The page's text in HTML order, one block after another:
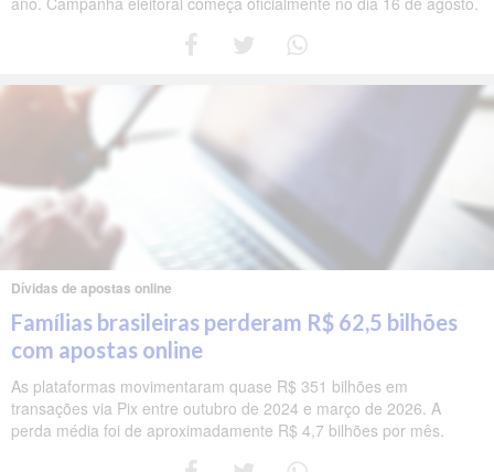
Dívidas de apostas online
Famílias brasileiras perderam R$ 62,5 bilhões
com apostas online
As plataformas movimentaram quase R$ 351 bilhões em
transações via Pix entre outubro de 2024 e março de 2026. A
perda média foi de aproximadamente R$ 4,7 bilhões por mês.